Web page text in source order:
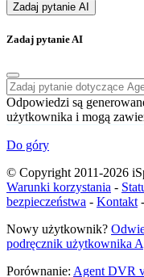
Zadaj pytanie AI
Zadaj pytanie AI
Odpowiedzi są
użytkownika i mogą
Do góry
© Copyright 2011-2026
Warunki korzystania -
bezpieczeństwa - Kontakt-
Nowy użytkownik?
podręcznik użytkownika
Porównanie: Agent DVR